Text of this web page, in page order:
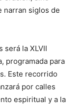
narran siglos de
será la XLVII
programada para
Este recorrido
por calles
espiritual y a la